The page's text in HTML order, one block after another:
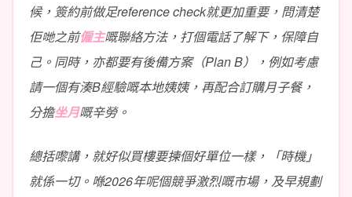
候，簽約前做足reference check就更加重要，問清楚
佢哋之前僱主嘅聯絡方法，打個電話了解下，保障自
己。同時，亦都要有後備方案（Plan B），例如考慮
請一個有湊B經驗嘅本地姨姨，再配合訂購月子餐，
分擔坐月嘅辛勞。
總括嚟講，就好似買樓要揀個好單位一樣，「時機」
就係一切。喺2026年呢個競爭激烈嘅市場，及早規劃